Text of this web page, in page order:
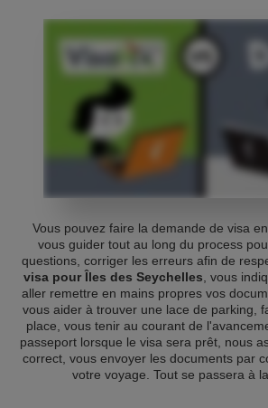
Vous pouvez faire la demande de visa
vous guider tout au long du process
questions, corriger les erreurs afin de
visa pour Îles des Seychelles , vous
aller remettre en mains propres vos
vous aider à trouver une lace de parking,
place, vous tenir au courant de
passeport lorsque le visa sera prêt, nous
correct, vous envoyer les documents par
votre voyage. Tout se passera à